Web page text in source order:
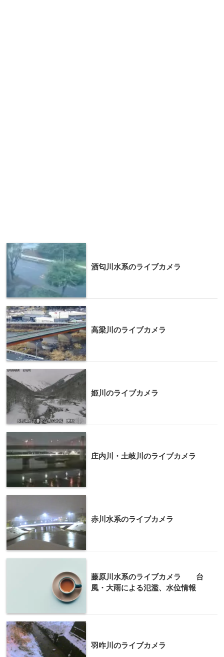
酒匂川水系のライブカメラ
高梁川のライブカメラ
姫川のライブカメラ
庄内川・土岐川のライブカメラ
赤川水系のライブカメラ
藤原川水系のライブカメラ 台
風・大雨による氾濫、水位情報
羽咋川のライブカメラ